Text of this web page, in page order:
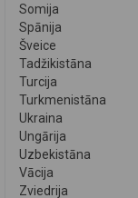
Somija
Spānija
Šveice
Tadžikistāna
Turcija
Turkmenistāna
Ukraina
Ungārija
Uzbekistāna
Vācija
Zviedrija